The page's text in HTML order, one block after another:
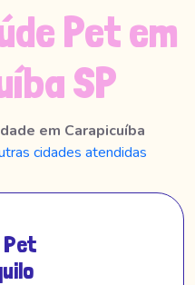
Pet em
SP
em Carapicuíba
cidades atendidas
Pet